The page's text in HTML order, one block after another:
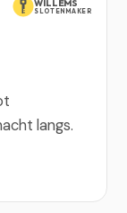
WILLEMS
SLOTENMAKER
langs.